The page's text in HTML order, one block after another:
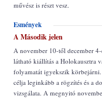
művész is részt vesz.
Esmények
A Második jelen
A november 10-től december
látható kiállítás a Holokausztra
folyamatát igyekszik
célja leginkább a rögzítés és a
vizsgálata. A megnyitó